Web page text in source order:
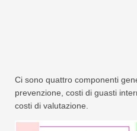
Ci sono quattro componenti
prevenzione, costi di guasti
costi di valutazione.